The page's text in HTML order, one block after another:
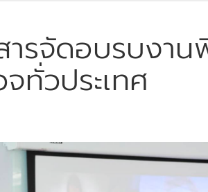
รจัดอบรบงาน
ทั่วประเทศ